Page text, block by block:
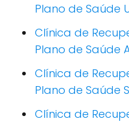
Plano de Saúde
Clínica de
Plano de Saúde
Clínica de
Plano de Saúde
Clínica de